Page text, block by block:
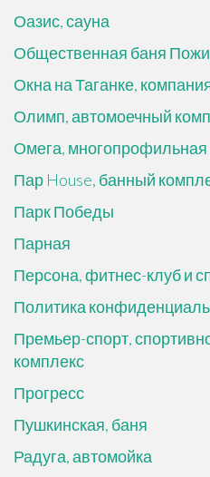
Оазис, сауна
Общественная баня
Окна на Таганке,
Олимп, автомоечный
Омега,
Пар House, банный
Парк Победы
Парная
Персона, фитнес-клуб и
Политика
Премьер-спорт,
комплекс
Прогресс
Пушкинская, баня
Радуга, автомойка